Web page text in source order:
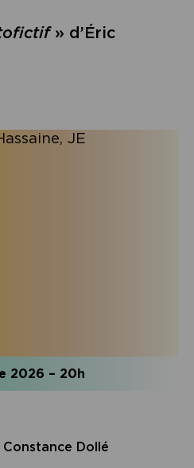
» d’Éric
2026 – 20h
Dollé